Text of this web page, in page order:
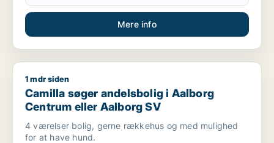
Mere info
Camilla søger andelsbolig i Aalborg Centrum eller Aalborg
1 mdr siden
Camilla søger andelsbolig i Aalborg
Centrum eller Aalborg SV
4 værelser bolig, gerne rækkehus og med mulighed
for at have hund.